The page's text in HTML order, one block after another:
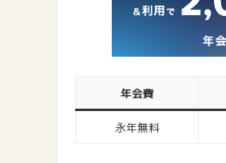
年会費
永年無料